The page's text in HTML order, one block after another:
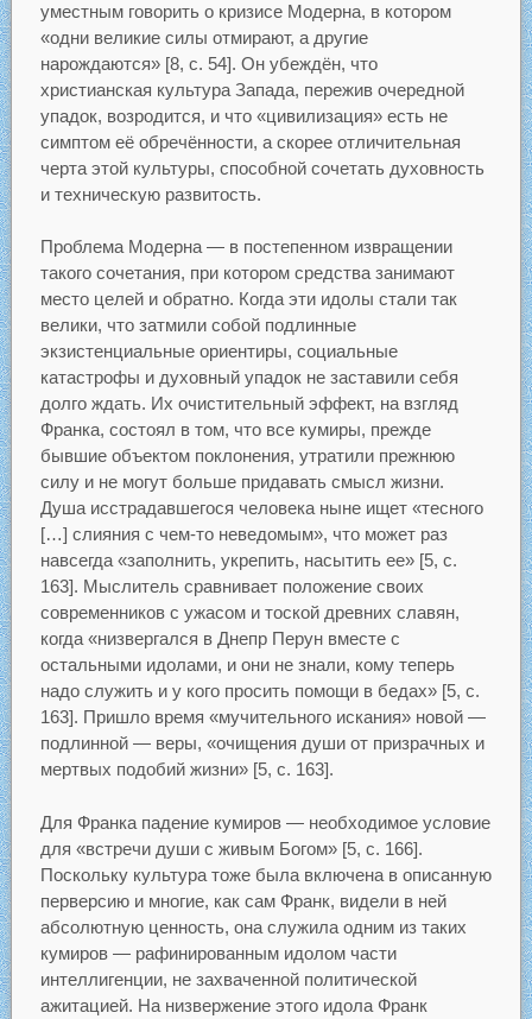
уместным говорить о кризисе Модерна, в котором
«одни великие силы отмирают, а другие
нарождаются» [8, с. 54]. Он убеждён, что
христианская культура Запада, пережив очередной
упадок, возродится, и что «цивилизация» есть не
симптом её обречённости, а скорее отличительная
черта этой культуры, способной сочетать духовность
и техническую развитость.
Проблема Модерна — в постепенном извращении
такого сочетания, при котором средства занимают
место целей и обратно. Когда эти идолы стали так
велики, что затмили собой подлинные
экзистенциальные ориентиры, социальные
катастрофы и духовный упадок не заставили себя
долго ждать. Их очистительный эффект, на взгляд
Франка, состоял в том, что все кумиры, прежде
бывшие объектом поклонения, утратили прежнюю
силу и не могут больше придавать смысл жизни.
Душа исстрадавшегося человека ныне ищет «тесного
[…] слияния с чем-то неведомым», что может раз
навсегда «заполнить, укрепить, насытить ее» [5, с.
163]. Мыслитель сравнивает положение своих
современников с ужасом и тоской древних славян,
когда «низвергался в Днепр Перун вместе с
остальными идолами, и они не знали, кому теперь
надо служить и у кого просить помощи в бедах» [5, с.
163]. Пришло время «мучительного искания» новой —
подлинной — веры, «очищения души от призрачных и
мертвых подобий жизни» [5, с. 163].
Для Франка падение кумиров — необходимое условие
для «встречи души с живым Богом» [5, с. 166].
Поскольку культура тоже была включена в описанную
перверсию и многие, как сам Франк, видели в ней
абсолютную ценность, она служила одним из таких
кумиров — рафинированным идолом части
интеллигенции, не захваченной политической
ажитацией. На низвержение этого идола Франк